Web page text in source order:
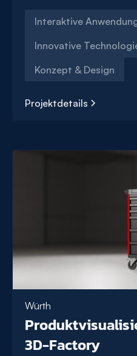
Interaktive
Innovative
Konzept & Design
Projektdetails
Simulator
Würth
3D-Factory